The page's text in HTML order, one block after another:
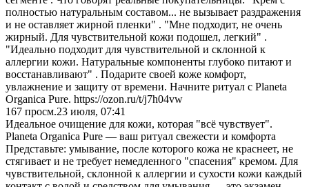
полностью натуральным составом... не вызывает раздражения
и не оставляет жирной пленки" . "Мне подходит, не очень
жирный. Для чувствительной кожи подошел, легкий" .
"Идеально подходит для чувствительной и склонной к
аллергии кожи. Натуральные компоненты глубоко питают и
восстанавливают" . Подарите своей коже комфорт,
увлажнение и защиту от времени. Начните ритуал с Planeta
Organica Pure. https://ozon.ru/t/j7h04vw
167 просм.23 июля, 07:41
Идеальное очищение для кожи, которая "всё чувствует".
Planeta Organica Pure — ваш ритуал свежести и комфорта
Представьте: умывание, после которого кожа не краснеет, не
стягивает и не требует немедленного "спасения" кремом. Для
чувствительной, склонной к аллергии и сухости кожи каждый